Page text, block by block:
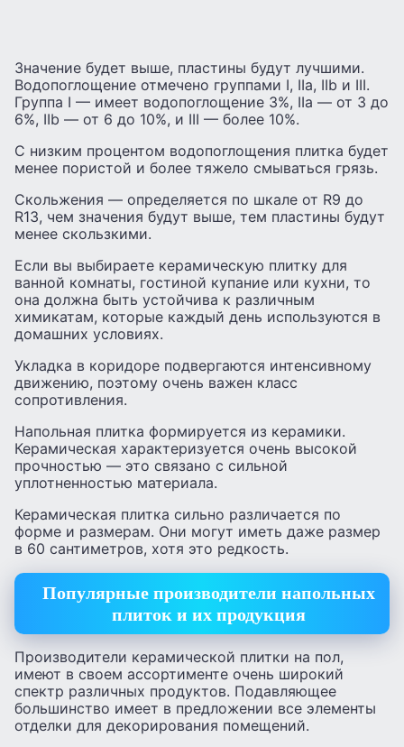
Значение будет выше, пластины будут лучшими.
Водопоглощение отмечено группами I, IIa, IIb и III.
Группа I — имеет водопоглощение 3%, IIa — от 3 до
6%, IIb — от 6 до 10%, и III — более 10%.
С низким процентом водопоглощения плитка будет
менее пористой и более тяжело смываться грязь.
Скольжения — определяется по шкале от R9 до
R13, чем значения будут выше, тем пластины будут
менее скользкими.
Если вы выбираете керамическую плитку для
ванной комнаты, гостиной купание или кухни, то
она должна быть устойчива к различным
химикатам, которые каждый день используются в
домашних условиях.
Укладка в коридоре подвергаются интенсивному
движению, поэтому очень важен класс
сопротивления.
Напольная плитка формируется из керамики.
Керамическая характеризуется очень высокой
прочностью — это связано с сильной
уплотненностью материала.
Керамическая плитка сильно различается по
форме и размерам. Они могут иметь даже размер
в 60 сантиметров, хотя это редкость.
Популярные производители напольных
плиток и их продукция
Производители керамической плитки на пол,
имеют в своем ассортименте очень широкий
спектр различных продуктов. Подавляющее
большинство имеет в предложении все элементы
отделки для декорирования помещений.